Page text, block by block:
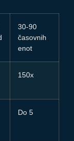
30-90
časovnih
enot
150x
Do 5